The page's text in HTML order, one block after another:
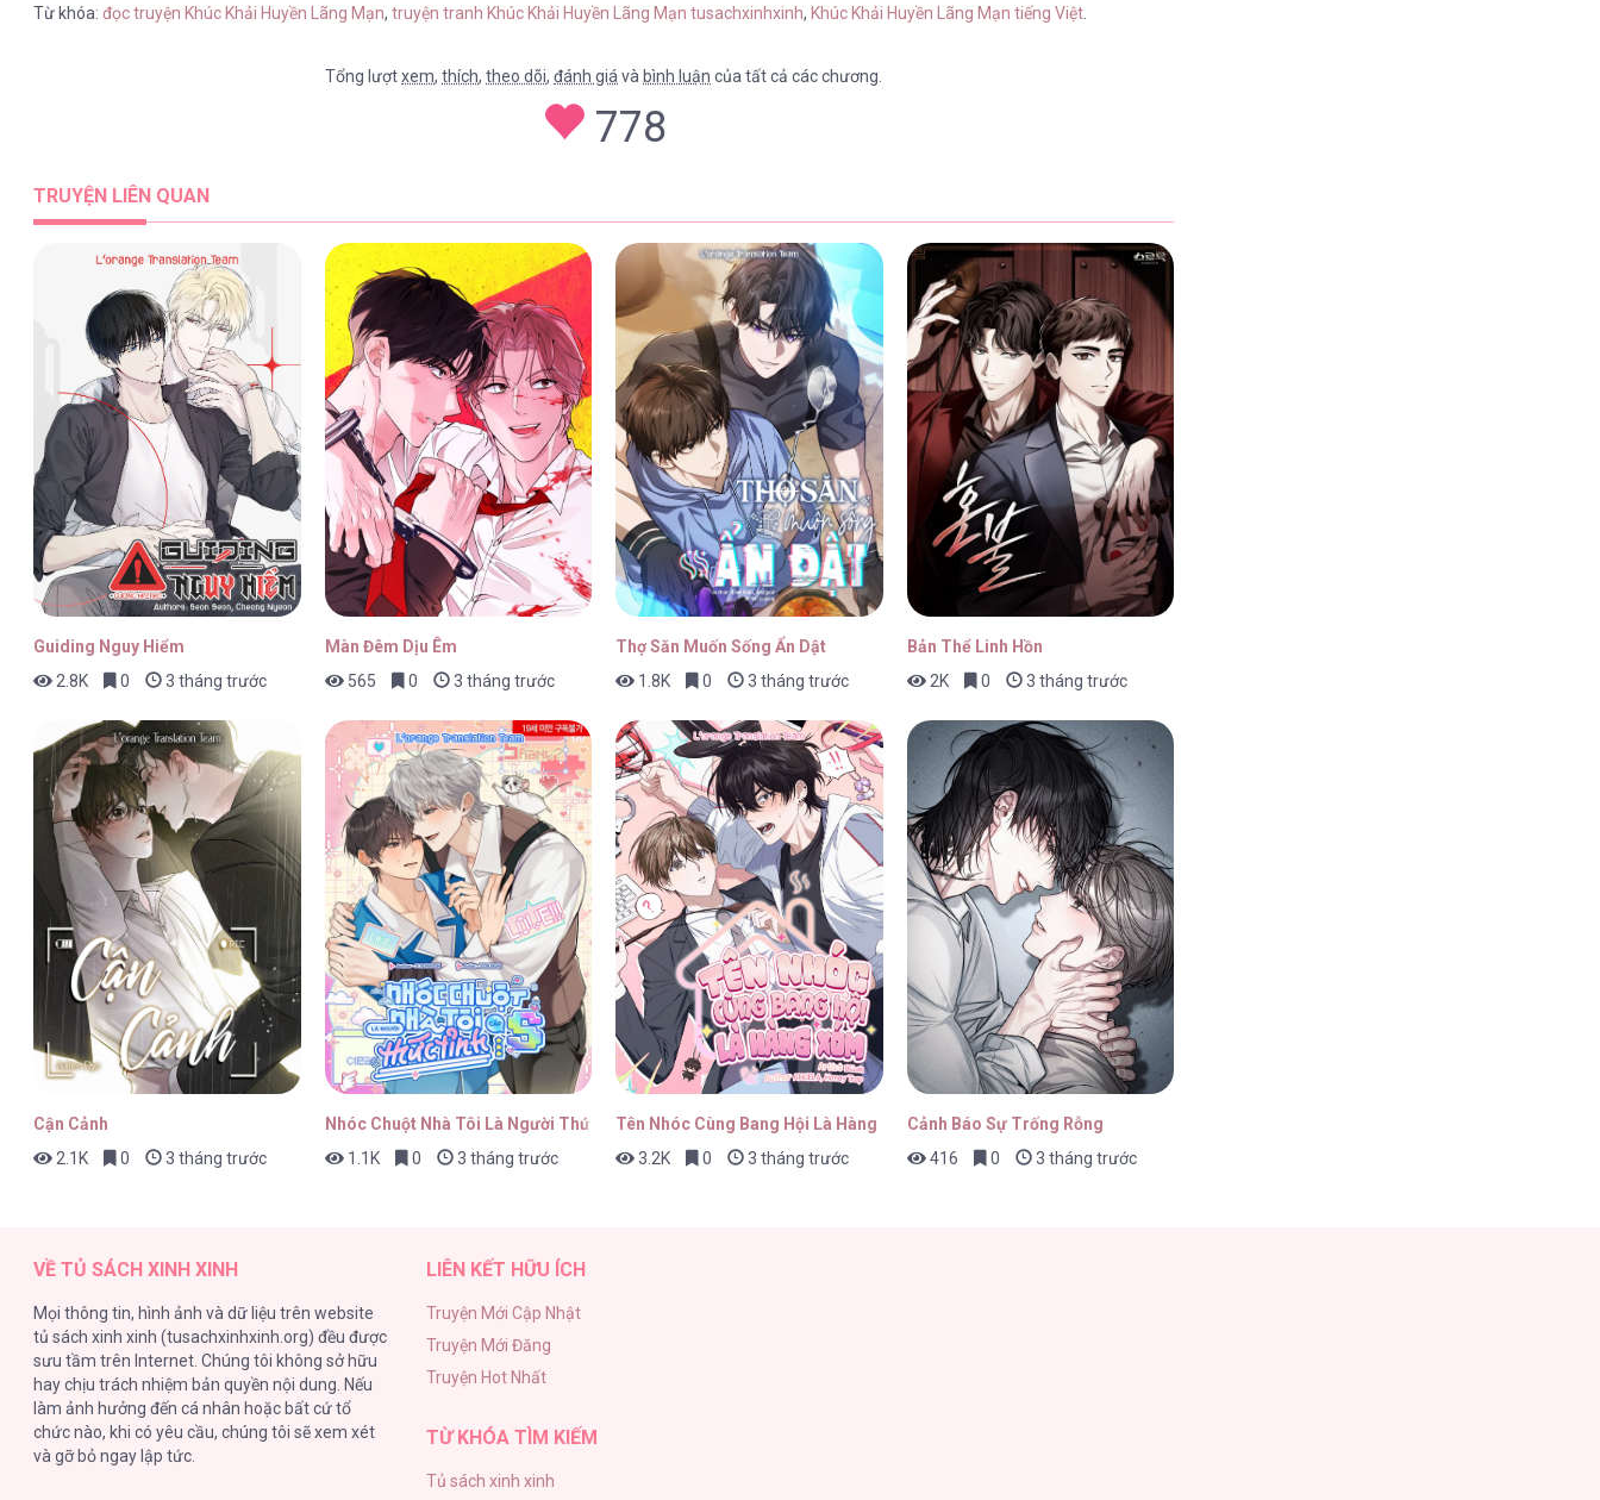
Khúc Khải Huyền Lãng Mạn [...] – Chap 17
Khúc Khải Huyền Lãng Mạn [...] – Chap 16 17/04/2026
Khúc Khải Huyền Lãng Mạn [...] – Chap 15 17/04/2026
Khúc Khải Huyền Lãng Mạn [...] – Chap 14 17/04/2026
Khúc Khải Huyền Lãng Mạn [...] – Chap 13 17/04/2026
Khúc Khải Huyền Lãng Mạn [...] – Chap 12 17/04/2026
Khúc Khải Huyền Lãng Mạn [...] – Chap 11 17/04/2026
Khúc Khải Huyền Lãng Mạn [...] – Chap 9
Từ khóa:đọc truyện Khúc Khải Huyền Lãng Mạn,truyện tranh Khúc Khải Huyền Lãng Mạn tusachxinhxinh, Khúc Khải Huyền Lãng Mạn tiếng Việt
Tổng lượtxem,thích,theo dõi,đánh giá và bình luận của tất cả các chương.
778
TRUYỆN LIÊN QUAN
Guiding Nguy Hiểm
2.8K
0 3 tháng trước
Màn Đêm Dịu Êm
565
0 3 tháng trước
Thợ Săn Muốn Sống Ẩn Dật
1.8K
0 3 tháng trước
Bản Thể Linh Hồn
2K
0 3 tháng trước
Cận Cảnh
2.1K
0 3 tháng trước
Nhóc Chuột Nhà Tôi Là Người Thức Tỉnh Cấp S
1.1K
0 3 tháng trước
Tên Nhóc Cùng Bang Hội Là Hàng Xóm
3.2K
0 3 tháng trước
Cảnh Báo Sự Trống Rỗng
416
0 3 tháng trước
VỀ TỦ SÁCH XINH XINH
Mọi thông tin, hình ảnh và dữ liệu trên website
tủ sách xinh xinh (tusachxinhxinh.org) đều được
sưu tầm trên Internet. Chúng tôi không sở hữu
hay chịu trách nhiệm bản quyền nội dung. Nếu
làm ảnh hưởng đến cá nhân hoặc bất cứ tổ
chức nào, khi có yêu cầu, chúng tôi sẽ xem xét
và gỡ bỏ ngay lập tức.
LIÊN KẾT HỮU ÍCH
Truyện Mới Cập Nhật
Truyện Mới Đăng
Truyện Hot Nhất
TỪ KHÓA TÌM KIẾM
Tủ sách xinh xinh